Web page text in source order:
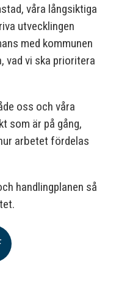
våra långsiktiga
utvecklingen
med kommunen
vad vi ska prioritera
oss och våra
som är på gång,
arbetet fördelas
handlingplanen så